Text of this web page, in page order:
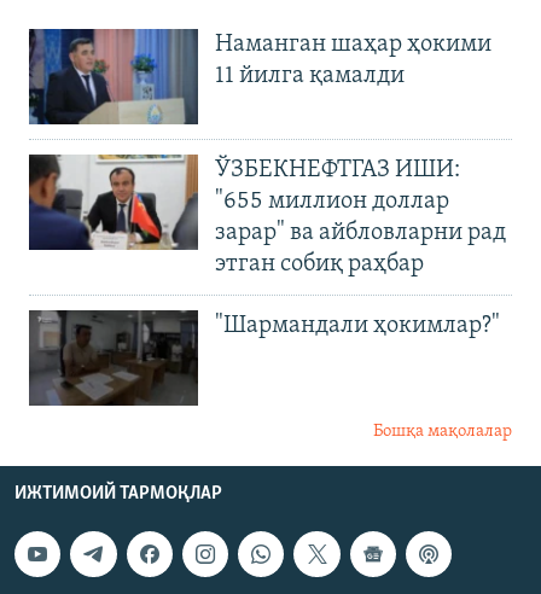
Наманган шаҳар ҳокими
11 йилга қамалди
ЎЗБЕКНЕФТГАЗ ИШИ:
"655 миллион доллар
зарар" ва айбловларни рад
этган собиқ раҳбар
"Шармандали ҳокимлар?"
Бошқа мақолалар
ИЖТИМОИЙ ТАРМОҚЛАР